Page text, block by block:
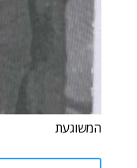
המשוגעת